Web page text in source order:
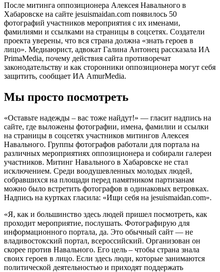
После митинга оппозиционера Алексея Навального в
Хабаровске на сайте jesuismaidan.com появилось 50
фотографий участников мероприятия с их именами,
фамилиями и ссылками на страницы в соцсетях. Создатели
проекта уверены, что вся страна должна «знать героев в
лицо». Медиаюрист, адвокат Галина Антонец рассказала ИА
PrimaMedia, почему действия сайта противоречат
законодательству и как сторонники оппозиционера могут себя
защитить, сообщает ИА AmurMedia.
Мы просто посмотреть
«Оставьте надежды – вас тоже найдут!» — гласит надпись на
сайте, где выложены фотографии, имена, фамилии и ссылки
на страницы в соцсетях участников митингов Алексея
Навального. Группы фотографов работали для портала на
различных мероприятиях оппозиционера и собирали галереи
участников. Митинг Навального в Хабаровске не стал
исключением. Среди воодушевленных молодых людей,
собравшихся на площади перед памятником партизанам
можно было встретить фотографов в одинаковых ветровках.
Надпись на куртках гласила: «Ищи себя на jesuismaidan.com».
«Я, как и большинство здесь людей пришел посмотреть, как
проходит мероприятие, послушать. Фотографирую для
информационного портала, да. Это обычный сайт — не
владивостокский портал, всероссийский. Организован он
скорее против Навального. Его цель – чтобы страна знала
своих героев в лицо. Если здесь люди, которые занимаются
политической деятельностью и приходят поддержать